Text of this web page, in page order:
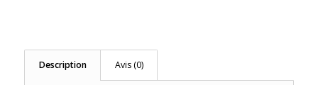
Description Avis (0)